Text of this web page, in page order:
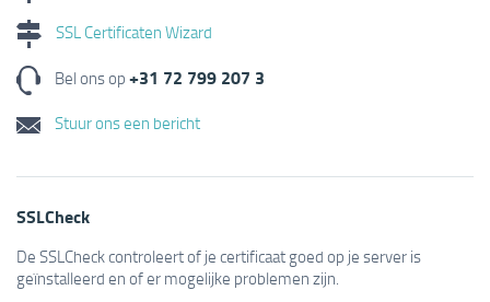
SSL Certificaten Wizard
Bel ons op +31 72 799 207 3
Stuur ons een bericht
SSLCheck
De SSLCheck controleert of je certificaat goed op je server is
geïnstalleerd en of er mogelijke problemen zijn.